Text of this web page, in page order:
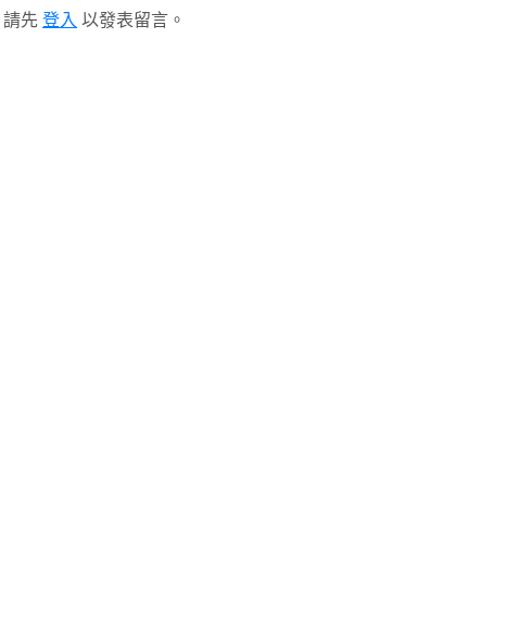
請先 登入 以發表留言。